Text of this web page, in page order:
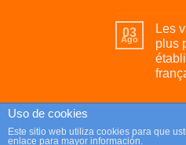
03
Ago
Les
plus
Copyright
Uso de cookies
Este sitio web utiliza cookies para que
enlace para mayor información.